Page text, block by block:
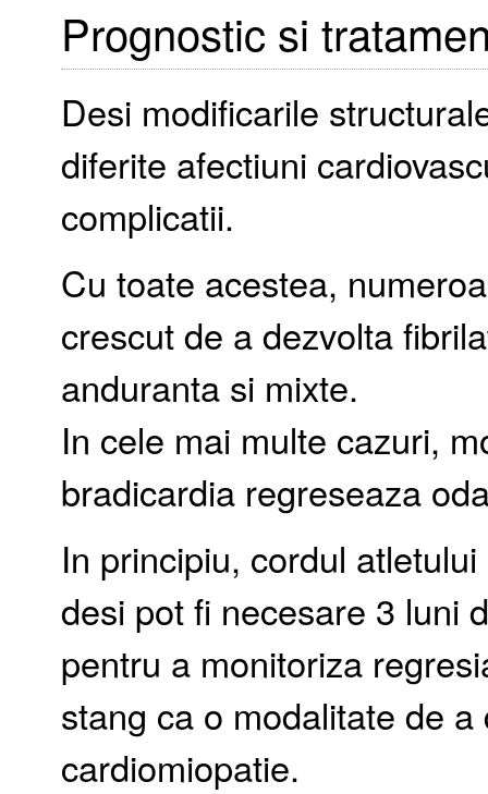
Prognostic si
Desi modificarile
diferite afectiuni
complicatii.
Cu toate acestea,
crescut de a dezvolta
anduranta si mixte.
In cele mai multe cazuri,
bradicardia regreseaza
In principiu, cordul
desi pot fi necesare 3 luni
pentru a monitoriza
stang ca o modalitate de
cardiomiopatie.